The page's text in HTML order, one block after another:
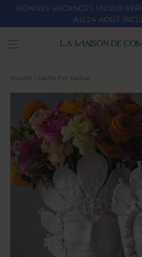
PasserBONNES VACANCES ! NOUS
AU 24 AOÛT
Navigation
Accueil / Cache Pot Cactus